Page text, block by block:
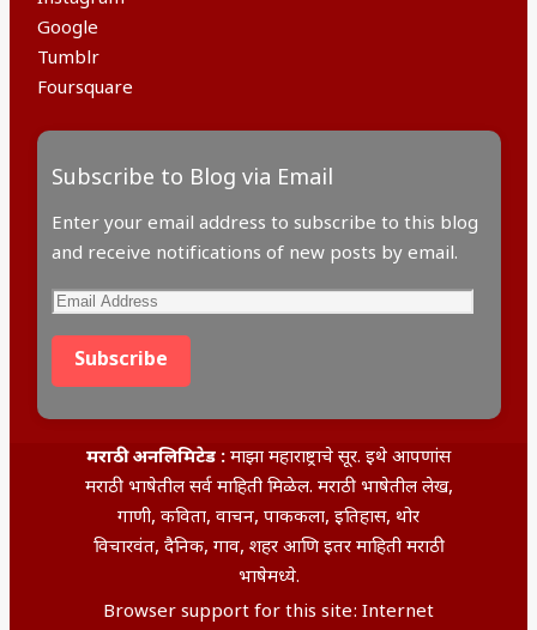
Google
Tumblr
Foursquare
Subscribe to Blog via Email
Enter your email address to subscribe to this blog
and receive notifications of new posts by email.
Subscribe
मराठी अनलिमिटेड : माझा महाराष्ट्राचे सूर. इथे आपणांस
मराठी भाषेतील सर्व माहिती मिळेल. मराठी भाषेतील लेख,
गाणी, कविता, वाचन, पाककला, इतिहास, थोर
विचारवंत, दैनिक, गाव, शहर आणि इतर माहिती मराठी
भाषेमध्ये.
Browser support for this site: Internet